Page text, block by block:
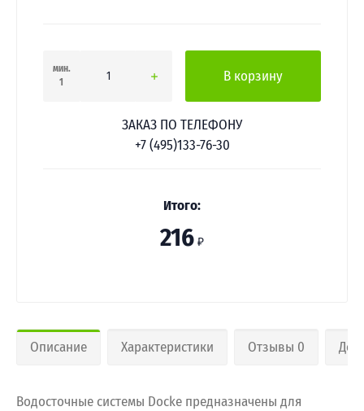
мин.
1
В корзину
ЗАКАЗ ПО ТЕЛЕФОНУ
+7 (495)133-76-30
Итого:
216 ₽
Описание Характеристики Отзывы 0
Водосточные системы Docke предназначены для